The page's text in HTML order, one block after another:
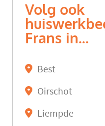
Volg ook
Frans in...
Best
Oirschot
Liempde